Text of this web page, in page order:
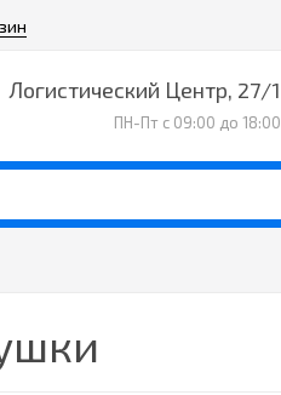
Логистический Центр, 27/1
ПН-Пт с 09:00 до 18:00